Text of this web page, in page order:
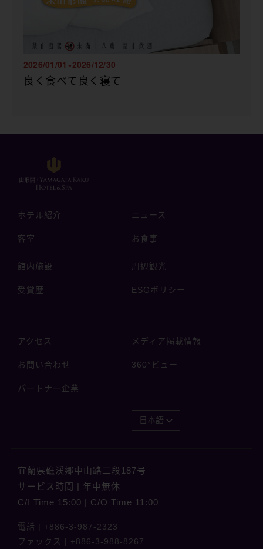
2026/01/01~2026/12/30
良く食べて良く寝て
ホテル紹介 ニュース
客室 お食事
館内施設 周辺観光
受賞歴 ESGポリシー
アクセス メディア掲載情報
お問い合わせ 360°ビュー
パートナー企業
日本語
宜蘭県礁渓郷中山路二段187号
サービス時間 | 年中無休
C/I Time 15:00 | C/O Time 11:00
電話 | +886-3-987-2323
ファックス | +886-3-988-8267